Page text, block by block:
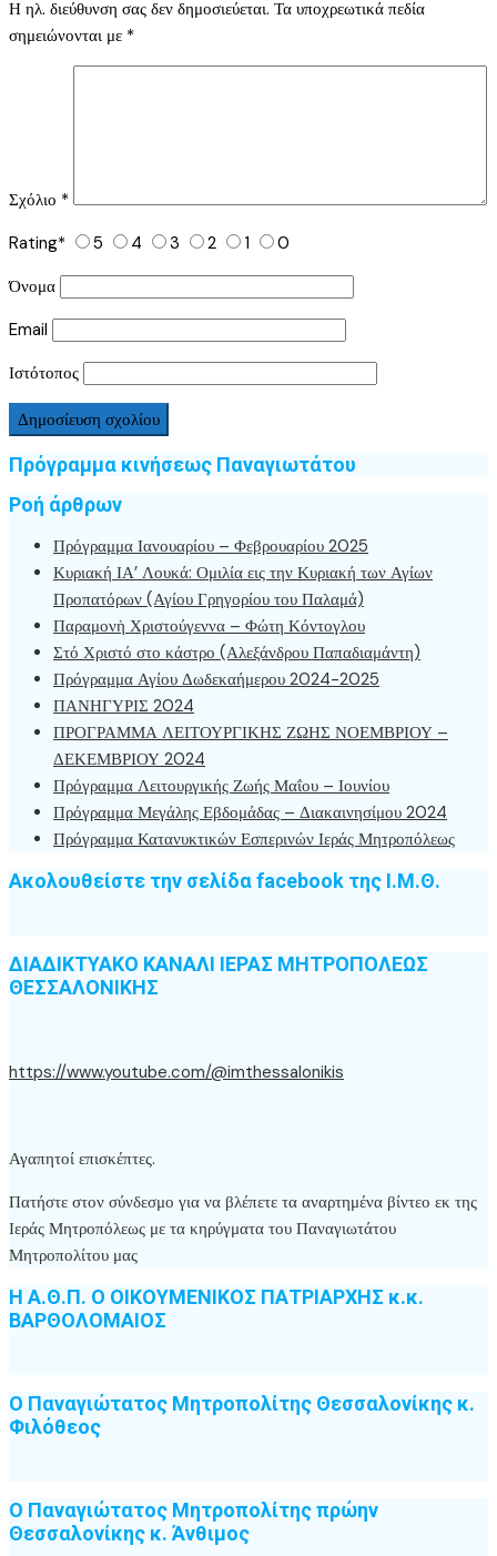
Η ηλ. διεύθυνση σας δεν δημοσιεύεται. Τα υποχρεωτικά πεδία
σημειώνονται με *
Σχόλιο *
Rating* 5 4 3 2 1
0
Όνομα
Email
Ιστότοπος
Πρόγραμμα κινήσεως Παναγιωτάτου
Ροή άρθρων
Πρόγραμμα Ιανουαρίου – Φεβρουαρίου 2025
Κυριακή ΙΑ’ Λουκά: Ομιλία εις την Κυριακή των Αγίων
Προπατόρων (Αγίου Γρηγορίου του Παλαμά)
Παραμονὴ Χριστούγεννα – Φώτη Κόντογλου
Στό Χριστό στο κάστρο (Αλεξάνδρου Παπαδιαμάντη)
Πρόγραμμα Αγίου Δωδεκαήμερου 2024-2025
ΠΑΝΗΓΥΡΙΣ 2024
ΠΡΟΓΡΑΜΜΑ ΛΕΙΤΟΥΡΓΙΚΗΣ ΖΩΗΣ ΝΟΕΜΒΡΙΟΥ –
ΔΕΚΕΜΒΡΙΟΥ 2024
Πρόγραμμα Λειτουργικής Ζωής Μαΐου – Ιουνίου
Πρόγραμμα Μεγάλης Εβδομάδας – Διακαινησίμου 2024
Πρόγραμμα Κατανυκτικών Εσπερινών Ιεράς Μητροπόλεως
Ακολουθείστε την σελίδα facebook της Ι.Μ.Θ.
ΔΙΑΔΙΚΤΥΑΚΟ ΚΑΝΑΛΙ ΙΕΡΑΣ ΜΗΤΡΟΠΟΛΕΩΣ
ΘΕΣΣΑΛΟΝΙΚΗΣ
https://www.youtube.com/@imthessalonikis
Αγαπητοί επισκέπτες.
Πατήστε στον σύνδεσμο για να βλέπετε τα αναρτημένα βίντεο εκ της
Ιεράς Μητροπόλεως με τα κηρύγματα του Παναγιωτάτου
Μητροπολίτου μας
Η Α.Θ.Π. Ο ΟΙΚΟΥΜΕΝΙΚΟΣ ΠΑΤΡΙΑΡΧΗΣ κ.κ.
ΒΑΡΘΟΛΟΜΑΙΟΣ
Ο Παναγιώτατος Μητροπολίτης Θεσσαλονίκης κ.
Φιλόθεος
Ο Παναγιώτατος Μητροπολίτης πρώην
Θεσσαλονίκης κ. Άνθιμος